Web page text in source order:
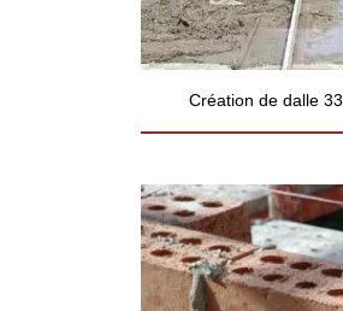
Création de dalle 33